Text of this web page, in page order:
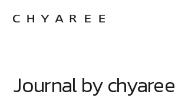
Journal by chyaree